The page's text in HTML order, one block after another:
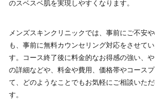
のスベスベ肌を実現しやすくなります。
メンズスキンクリニックでは、事前にご不安
も、事前に無料カウンセリング対応をさせて
す。コース終了後に料金的なお得感の強い、
の詳細などや、料金や費用、価格帯やコース
て、どのようなことでもお気軽にご相談いた
す。